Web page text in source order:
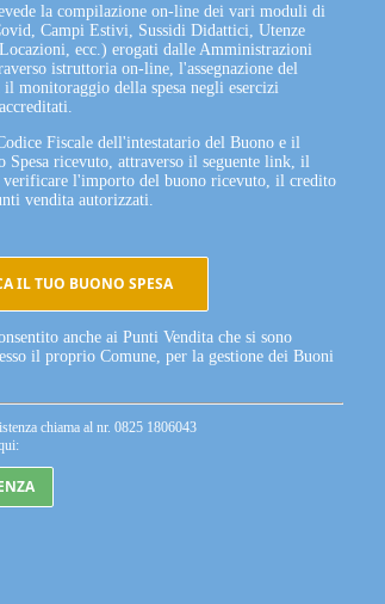
la compilazione on-line dei vari moduli di
Campi Estivi, Sussidi Didattici, Utenze
ecc.) erogati dalle Amministrazioni
istruttoria on-line, l'assegnazione del
monitoraggio della spesa negli esercizi
Fiscale dell'intestatario del Buono e il
Spesa ricevuto, attraverso il seguente link, il
verificare l'importo del buono ricevuto, il credito
vendita autorizzati.
IL TUO BUONO SPESA
anche ai Punti Vendita che si sono
il proprio Comune, per la gestione dei Buoni
chiama al nr. 0825 1806043